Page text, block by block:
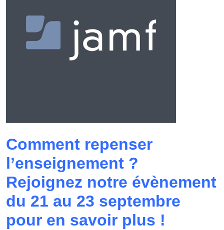
Comment repenser
l’enseignement ?
Rejoignez notre évènement
du 21 au 23 septembre
pour en savoir plus !